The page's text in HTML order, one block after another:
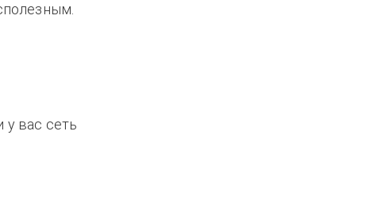
у вас сеть